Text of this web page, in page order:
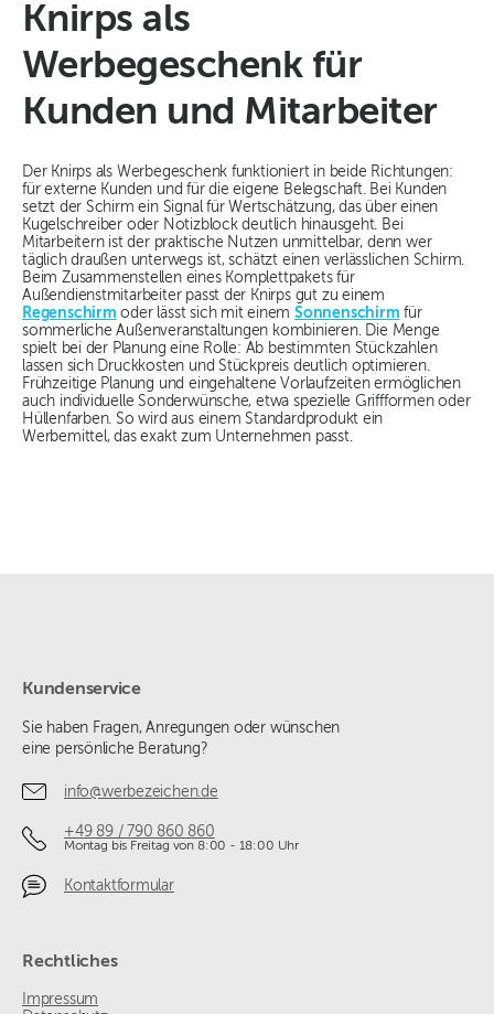
Knirps als
Werbegeschenk für
Kunden und Mitarbeiter
Der Knirps als Werbegeschenk funktioniert in beide Richtungen:
für externe Kunden und für die eigene Belegschaft. Bei Kunden
setzt der Schirm ein Signal für Wertschätzung, das über einen
Kugelschreiber oder Notizblock deutlich hinausgeht. Bei
Mitarbeitern ist der praktische Nutzen unmittelbar, denn wer
täglich draußen unterwegs ist, schätzt einen verlässlichen Schirm.
Beim Zusammenstellen eines Komplettpakets für
Außendienstmitarbeiter passt der Knirps gut zu einem
Regenschirm oder lässt sich mit einemSonnenschirm für
sommerliche Außenveranstaltungen kombinieren. Die Menge
spielt bei der Planung eine Rolle: Ab bestimmten Stückzahlen
lassen sich Druckkosten und Stückpreis deutlich optimieren.
Frühzeitige Planung und eingehaltene Vorlaufzeiten ermöglichen
auch individuelle Sonderwünsche, etwa spezielle Griffformen oder
Hüllenfarben. So wird aus einem Standardprodukt ein
Werbemittel, das exakt zum Unternehmen passt.
Kundenservice
Sie haben Fragen, Anregungen oder wünschen
eine persönliche Beratung?
info@werbezeichen.de
+49 89 / 790 860 860
Montag bis Freitag von 8:00 - 18:00 Uhr
Kontaktformular
Rechtliches
Impressum